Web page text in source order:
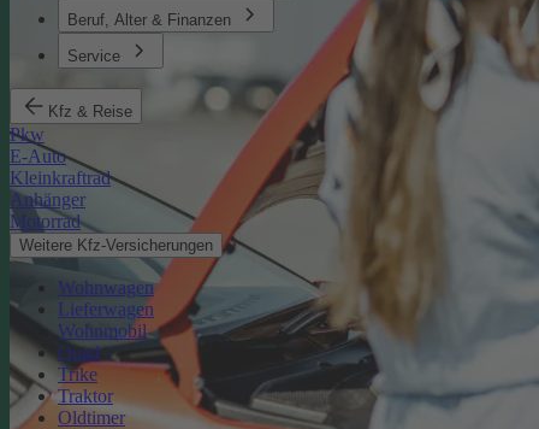
Beruf, Alter & Finanzen
Service
Kfz & Reise
Pkw
E-Auto
Kleinkraftrad
Anhänger
Motorrad
Weitere Kfz-Versicherungen
Wohnwagen
Lieferwagen
Wohnmobil
Quad
Trike
Traktor
Oldtimer